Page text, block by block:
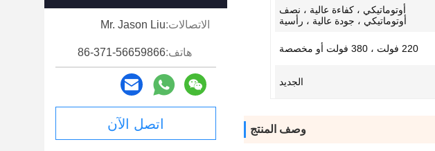
أوتوماتيكي ، كفاءة عالية ، نصف
أوتوماتيكي ، جودة عالية ، رأسية
220 فولت ، 380 فولت أو مخصصة
الجديد
وصف المنتج
الاتصالات:Mr. Jason Liu
هاتف:86-371-56659866
اتصل الآن